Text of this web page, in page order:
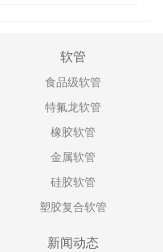
软管
食品级软管
特氟龙软管
橡胶软管
金属软管
硅胶软管
塑胶复合软管
新闻动态